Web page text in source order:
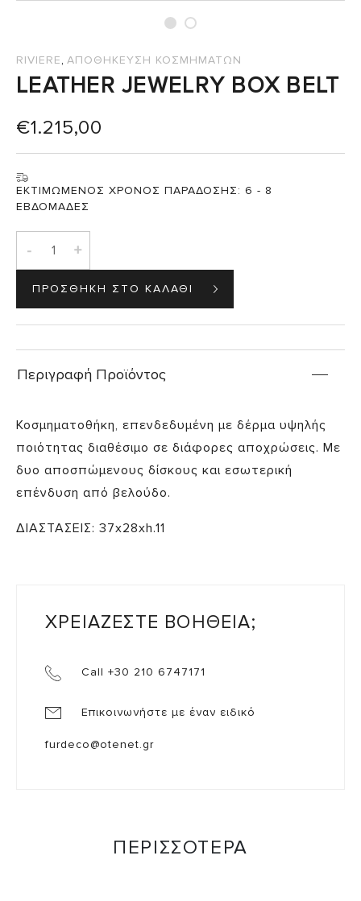
RIVIERE, ΑΠΟΘΗΚΕΥΣΗ ΚΟΣΜΗΜΑΤΩΝ
LEATHER JEWELRY BOX BELT
€1.215,00
ΕΚΤΙΜΩΜΕΝΟΣ ΧΡΟΝΟΣ ΠΑΡΑΔΟΣΗΣ: 6 - 8
ΕΒΔΟΜΑΔΕΣ
- +
Περιγραφή Προϊόντος
Κοσμηματοθήκη, επενδεδυμένη με δέρμα υψηλής
ποιότητας διαθέσιμο σε διάφορες αποχρώσεις. Με
δυο αποσπώμενους δίσκους και εσωτερική
επένδυση από βελούδο.
ΔΙΑΣΤΑΣΕΙΣ: 37x28xh.11
ΧΡΕΙΑΖΕΣΤΕ ΒΟΗΘΕΙΑ;
Call +30 210 6747171
Επικοινωνήστε με έναν ειδικό
furdeco@otenet.gr
ΠΕΡΙΣΣΟΤΕΡΑ